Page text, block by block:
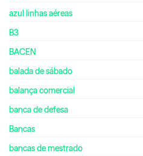
azul linhas aéreas
B3
BACEN
balada de sábado
balança comercial
banca de defesa
Bancas
bancas de mestrado